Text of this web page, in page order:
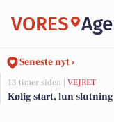
VORES
Seneste nyt ›
13 timer siden | VEJRET
Kølig start, lun slutning